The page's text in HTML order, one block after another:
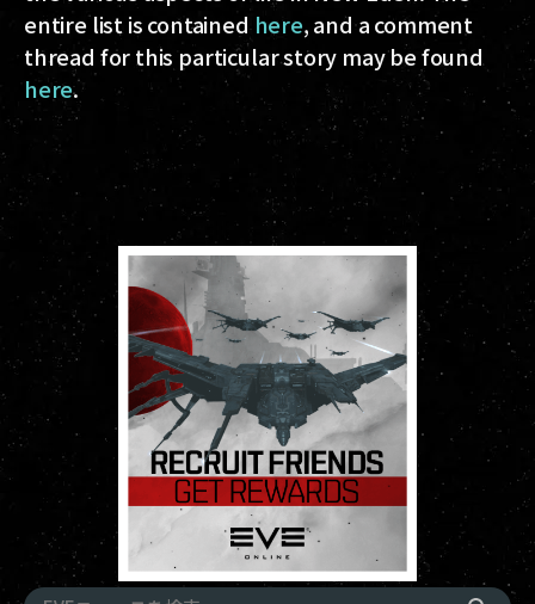
entire list is contained here, and a comment
thread for this particular story may be found
here.